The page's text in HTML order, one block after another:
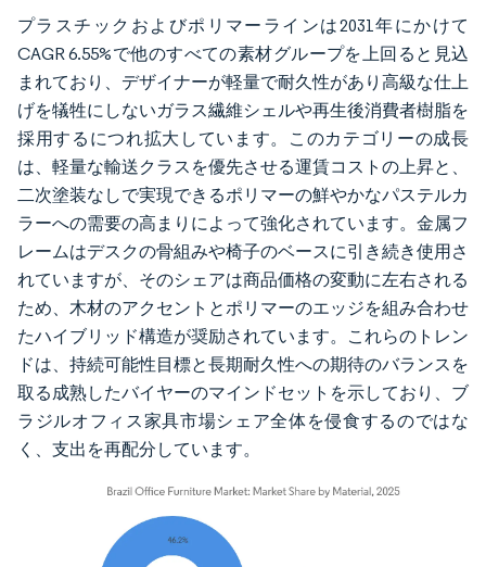
プラスチックおよびポリマーラインは2031年にかけて
CAGR 6.55%で他のすべての素材グループを上回ると見込
まれており、デザイナーが軽量で耐久性があり高級な仕上
げを犠牲にしないガラス繊維シェルや再生後消費者樹脂を
採用するにつれ拡大しています。このカテゴリーの成長
は、軽量な輸送クラスを優先させる運賃コストの上昇と、
二次塗装なしで実現できるポリマーの鮮やかなパステルカ
ラーへの需要の高まりによって強化されています。金属フ
レームはデスクの骨組みや椅子のベースに引き続き使用さ
れていますが、そのシェアは商品価格の変動に左右される
ため、木材のアクセントとポリマーのエッジを組み合わせ
たハイブリッド構造が奨励されています。これらのトレン
ドは、持続可能性目標と長期耐久性への期待のバランスを
取る成熟したバイヤーのマインドセットを示しており、ブ
ラジルオフィス家具市場シェア全体を侵食するのではな
く、支出を再配分しています。